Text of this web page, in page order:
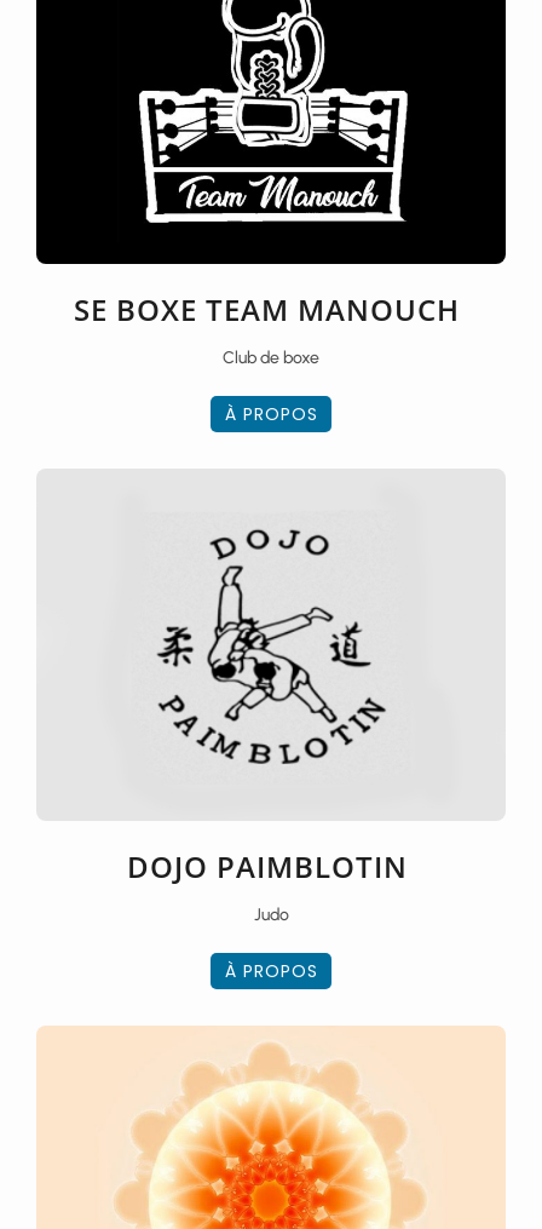
SE BOXE TEAM MANOUCH
Club de boxe
À PROPOS
DOJO PAIMBLOTIN
Judo
À PROPOS